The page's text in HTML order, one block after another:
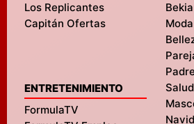
Los Replicantes
Capitán Ofertas
ENTRETENIMIENTO
FormulaTV
Bekia
Moda
Salud